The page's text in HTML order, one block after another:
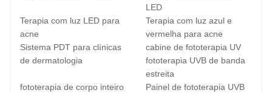
LED
Terapia com luz LED para
acne
Terapia com luz azul e
vermelha para acne
Sistema PDT para clínicas
de dermatologia
cabine de fototerapia UV
fototerapia UVB de banda
estreita
fototerapia de corpo inteiro
Painel de fototerapia UVB